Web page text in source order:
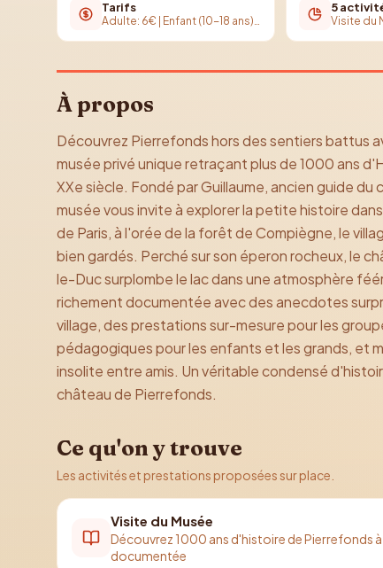
Tarifs
Adulte: 6€ | Enfant (10-18 ans): 3€ | Gratuit pour les moins de 10 ans
5
À propos
Découvrez Pierrefonds hors des sentiers battus
musée privé unique retraçant plus de 1000 ans
XXe siècle. Fondé par Guillaume, ancien guide
musée vous invite à explorer la petite histoire
de Paris, à l'orée de la forêt de Compiègne, le
bien gardés. Perché sur son éperon rocheux, le
le-Duc surplombe le lac dans une atmosphère
richement documentée avec des anecdotes
village, des prestations sur-mesure pour les
pédagogiques pour les enfants et les grands, et
insolite entre amis. Un véritable condensé
château de Pierrefonds.
Ce qu'on y trouve
Les activités et prestations proposées sur place.
Visite du Musée
Découvrez 1000 ans d'histoire de Pierrefonds
documentée